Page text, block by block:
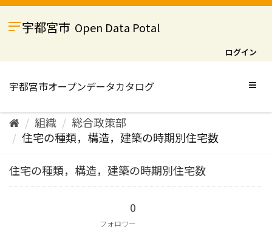
ス
宇都宮市 Open Data Potal
ログイン
組織
総合政策部
住宅の種類，構造，建築の時期別住宅数
住宅の種類，構造，建築の時期別住宅数
フォロワー
0